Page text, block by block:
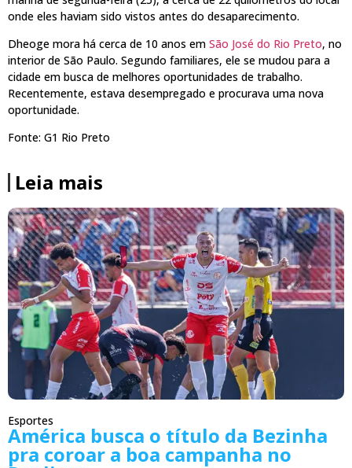
onde eles haviam sido vistos antes do desaparecimento.
Dheoge mora há cerca de 10 anos em São José do Rio Preto, no
interior de São Paulo. Segundo familiares, ele se mudou para a
cidade em busca de melhores oportunidades de trabalho.
Recentemente, estava desempregado e procurava uma nova
oportunidade.
Fonte: G1 Rio Preto
Leia mais
Esportes
América busca o título da Bezinha
pra coroar a boa campanha no